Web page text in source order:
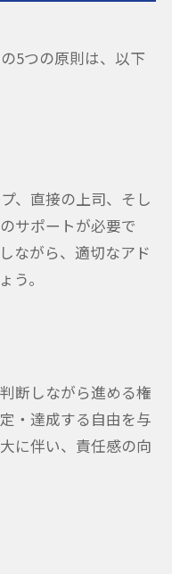
5つの原則は、以下
、直接の上司、そし
サポートが必要で
ながら、適切なアド
う。
断しながら進める権
・達成する自由を与
に伴い、責任感の向